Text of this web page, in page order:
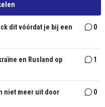
dit vóórdat je bij een
0
en Rusland op
1
niet meer uit door
0